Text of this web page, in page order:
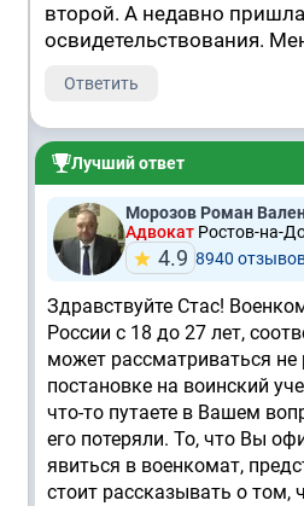
второй. А недавно
освидетельствования.
Ответить
Лучший ответ
Морозов Роман
Адвокат Ростов-на-
4.9 8940
Здравствуйте Стас!
России с 18 до 27 лет,
может рассматриваться не
постановке на воинский
что-то путаете в Вашем
его потеряли. То, что Вы
явиться в военкомат,
стоит рассказывать о том,